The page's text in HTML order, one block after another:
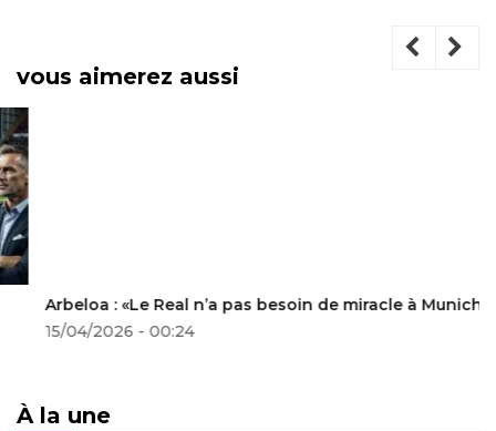
vous aimerez aussi
Arbeloa : «Le Real n’a pas besoin de miracle à Munich»
15/04/2026 - 00:24
À la une